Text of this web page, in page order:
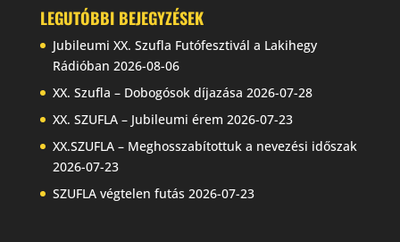
LEGUTÓBBI BEJEGYZÉSEK
Jubileumi XX. Szufla Futófesztivál a Lakihegy
Rádióban 2026-08-06
XX. Szufla – Dobogósok díjazása 2026-07-28
XX. SZUFLA – Jubileumi érem 2026-07-23
XX.SZUFLA – Meghosszabítottuk a nevezési időszak
2026-07-23
SZUFLA végtelen futás 2026-07-23